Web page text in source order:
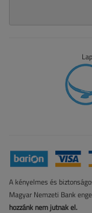
A kényelmes és
Magyar Nemzeti Bank
hozzánk nem jutnak el.